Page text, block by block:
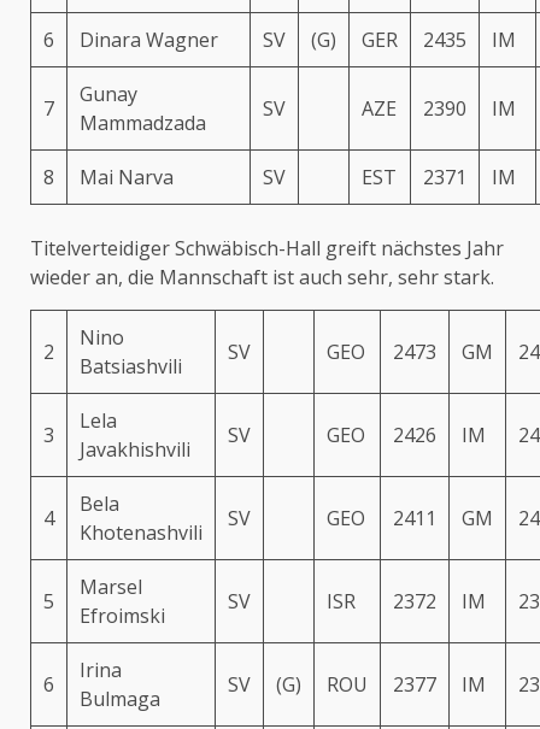
6 Dinara Wagner SV (G) GER 2435 IM
7
Gunay
Mammadzada
SV AZE 2390 IM
8 Mai Narva SV EST 2371 IM
Titelverteidiger Schwäbisch-Hall greift nächstes Jahr
wieder an, die Mannschaft ist auch sehr, sehr stark.
2
Nino
Batsiashvili
SV GEO 2473 GM
3
Lela
Javakhishvili
SV GEO 2426 IM
4
Bela
Khotenashvili
SV GEO 2411 GM
5
Marsel
Efroimski
SV ISR 2372 IM
6
Irina
Bulmaga
SV (G) ROU 2377 IM